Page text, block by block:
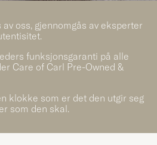
oss, gjennomgås av eksperter
funksjonsgaranti på alle
Care of Carl Pre-Owned &
klokke som er det den utgir seg
som den skal.